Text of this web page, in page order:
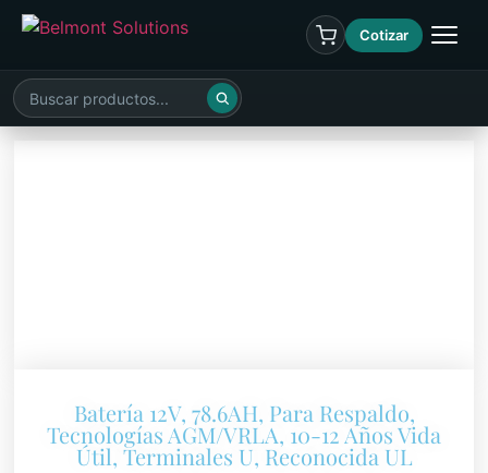
Cotizar
Batería 12V, 78.6AH, Para Respaldo,
Tecnologías AGM/VRLA, 10-12 Años Vida
Útil, Terminales U, Reconocida UL